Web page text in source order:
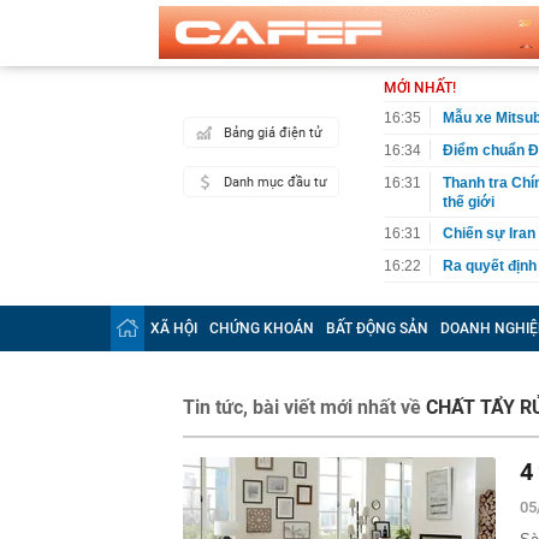
Bảng giá điện tử
Danh mục đầu tư
MỚI NHẤT!
16:35
Mẫu xe
16:34
Điểm chuẩn
16:31
Thanh tra
thế giới
16:31
Chiến sự
16:22
Ra quyết
16:20
Thanh tra
VLXD sai
ngực hát
16:16
Giám đốc
16:06
Lời khuyên
16:01
5 thói quen
hiếm khi
XÃ HỘI CHỨNG KHOÁN BẤT ĐỘNG SẢN DOANH
Tin tức, bài viết mới nhất về CHẤT TẨY
4